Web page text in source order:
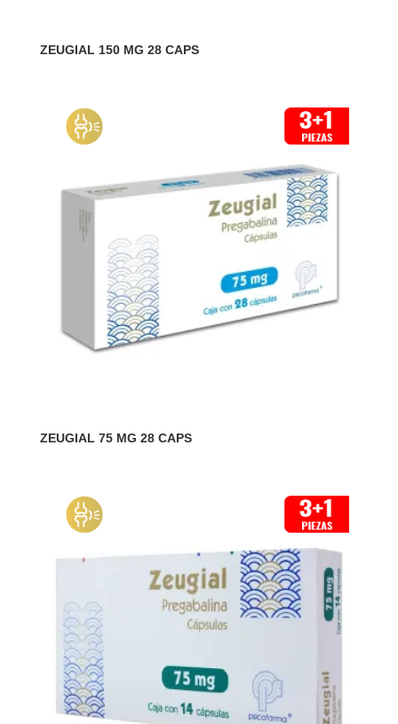
ZEUGIAL 150 MG 28 CAPS
ZEUGIAL 75 MG 28 CAPS